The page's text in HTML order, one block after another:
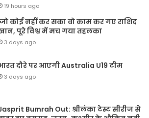
19 hours ago
जो कोई नहीं कर सका वो काम कर गए राशिद
पूरे विश्व में मच गया तहलका
3 days ago
दौरे पर आएगी Australia U19 टीम
3 days ago
Bumrah Out: श्रीलंका टेस्ट सीरीज से